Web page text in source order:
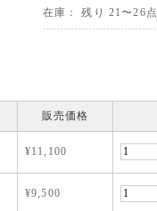
在庫： 残り 21〜26点
販売価格
¥11,100
¥9,500